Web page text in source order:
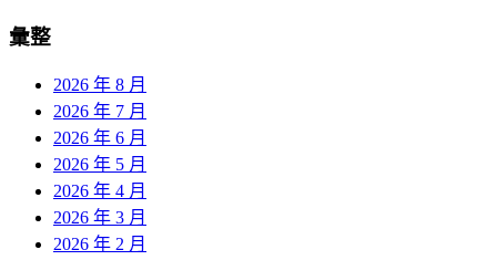
彙整
2026 年 8 月
2026 年 7 月
2026 年 6 月
2026 年 5 月
2026 年 4 月
2026 年 3 月
2026 年 2 月